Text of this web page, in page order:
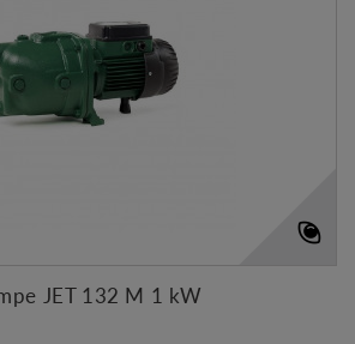
JET 132 M 1 kW